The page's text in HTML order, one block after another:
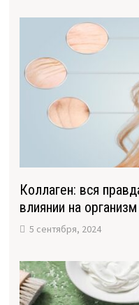
Коллаген: вся
влиянии на организм
5 сентября, 2024